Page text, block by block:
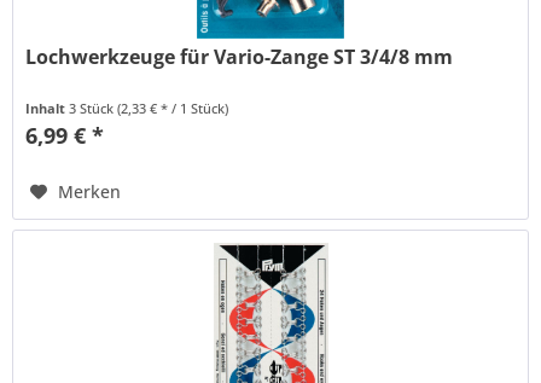
Lochwerkzeuge für Vario-Zange ST 3/4/8 mm
Inhalt3 Stück(2,33 € * / 1 Stück)
6,99 € *
Merken